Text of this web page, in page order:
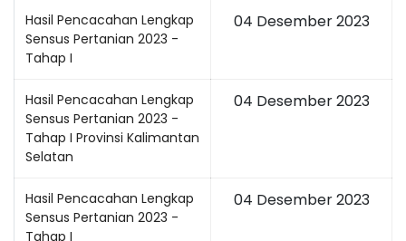
Hasil Pencacahan Lengkap
Sensus Pertanian 2023 -
Tahap I
04 Desember 2023
Hasil Pencacahan Lengkap
Sensus Pertanian 2023 -
Tahap I Provinsi Kalimantan
Selatan
04 Desember 2023
Hasil Pencacahan Lengkap
Sensus Pertanian 2023 -
Tahap I
04 Desember 2023